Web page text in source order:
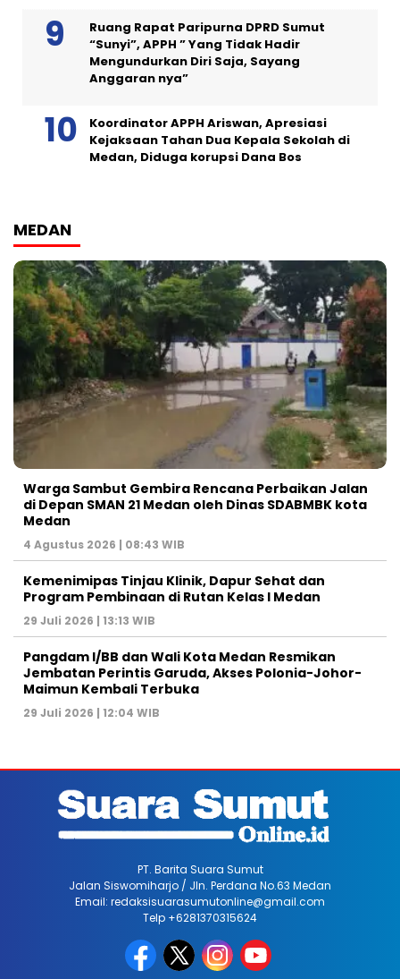
Ruang Rapat Paripurna DPRD Sumut
“Sunyi”, APPH ” Yang Tidak Hadir
Mengundurkan Diri Saja, Sayang
Anggaran nya”
Koordinator APPH Ariswan, Apresiasi
Kejaksaan Tahan Dua Kepala Sekolah di
Medan, Diduga korupsi Dana Bos
MEDAN
Warga Sambut Gembira Rencana Perbaikan Jalan
di Depan SMAN 21 Medan oleh Dinas SDABMBK kota
Medan
4 Agustus 2026 | 08:43 WIB
Kemenimipas Tinjau Klinik, Dapur Sehat dan
Program Pembinaan di Rutan Kelas I Medan
29 Juli 2026 | 13:13 WIB
Pangdam I/BB dan Wali Kota Medan Resmikan
Jembatan Perintis Garuda, Akses Polonia-Johor-
Maimun Kembali Terbuka
29 Juli 2026 | 12:04 WIB
PT. Barita Suara Sumut
Jalan Siswomiharjo / Jln. Perdana No.63 Medan
Email: redaksisuarasumutonline@gmail.com
Telp +6281370315624